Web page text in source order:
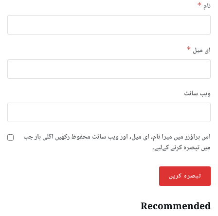
نام *
ای میل *
ویب‌ سائٹ
اس براؤزر میں میرا نام، ای میل، اور ویب سائٹ محفوظ رکھیں اگلی بار جب
میں تبصرہ کرنے کےلیے۔
Recommended